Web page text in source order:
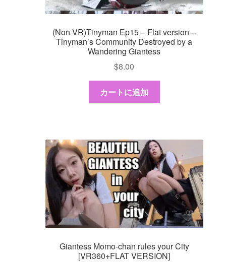
(Non-VR)Tinyman Ep15 – Flat version –
Tinyman’s Community Destroyed by a
Wandering Giantess
$8.00
カートに追加
Giantess Momo-chan rules your City
[VR360+FLAT VERSION]